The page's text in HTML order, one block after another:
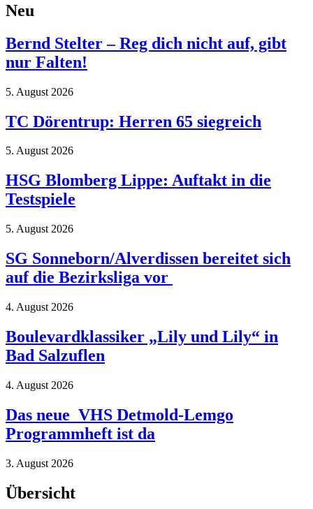
Neu
Bernd Stelter – Reg dich nicht auf, gibt
nur Falten!
5. August 2026
TC Dörentrup: Herren 65 siegreich
5. August 2026
HSG Blomberg Lippe: Auftakt in die
Testspiele
5. August 2026
SG Sonneborn/Alverdissen bereitet sich
auf die Bezirksliga vor
4. August 2026
Boulevardklassiker „Lily und Lily“ in
Bad Salzuflen
4. August 2026
Das neue VHS Detmold-Lemgo
Programmheft ist da
3. August 2026
Übersicht